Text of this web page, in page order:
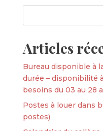
Articles
Bureau disponible à
durée – disponibilité
besoins du 03 au 28
Postes à louer dans
postes)